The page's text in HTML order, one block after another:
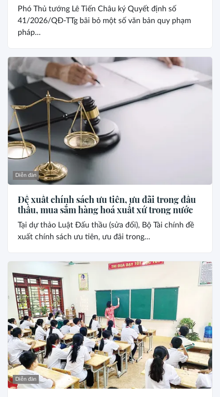
Phó Thủ tướng Lê Tiến Châu ký Quyết định số
41/2026/QĐ-TTg bãi bỏ một số văn bản quy phạm
pháp...
Diễn đàn
Đề xuất chính sách ưu tiên, ưu đãi trong đấu
thầu, mua sắm hàng hoá xuất xứ trong nước
Tại dự thảo Luật Đấu thầu (sửa đổi), Bộ Tài chính đề
xuất chính sách ưu tiên, ưu đãi trong...
Diễn đàn